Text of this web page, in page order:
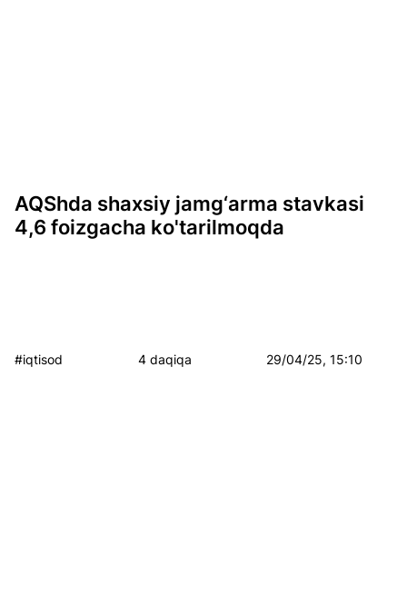
AQShda shaxsiy jamg‘arma stavkasi
4,6 foizgacha ko'tarilmoqda
#iqtisod 4 daqiqa 29/04/25, 15:10